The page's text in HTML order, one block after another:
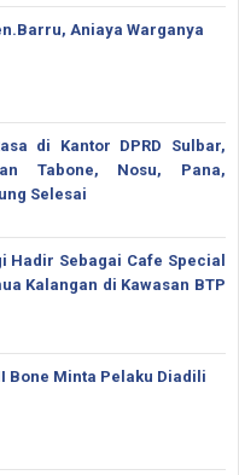
Aniaya Warganya
di Kantor DPRD Sulbar,
Tabone, Nosu, Pana,
Selesai
Hadir Sebagai Cafe Special
Kalangan di Kawasan BTP
Bone Minta Pelaku Diadili